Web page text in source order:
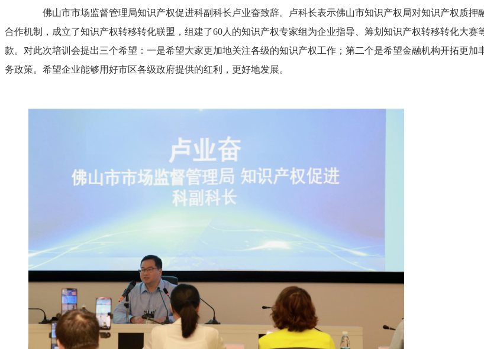
佛山市市场监督管理局知识产权促进科副科长卢业奋致辞。卢科长表示佛山市知识产权局对知识产权质押融
合作机制，成立了知识产权转移转化联盟，组建了60人的知识产权专家组为企业指导、筹划知识产权转移转化大
款。对此次培训会提出三个希望：一是希望大家更加地关注各级的知识产权工作；第二个是希望金融机构开拓更
务政策。希望企业能够用好市区各级政府提供的红利，更好地发展。